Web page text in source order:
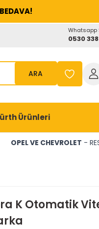
Whatsapp
0530
ARA
Ürünleri
OPEL VE CHEVROLET -
K Otomatik